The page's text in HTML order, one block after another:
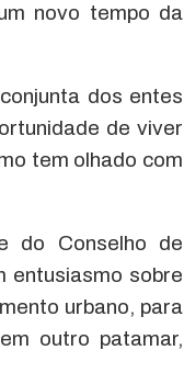
novo tempo da
dos entes
de viver
tem olhado com
do Conselho de
entusiasmo sobre
urbano, para
outro patamar,